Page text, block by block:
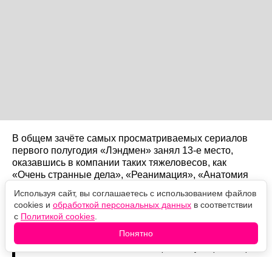
В общем зачёте самых просматриваемых сериалов
первого полугодия «Лэндмен» занял 13-е место,
оказавшись в компании таких тяжеловесов, как
«Очень странные дела», «Реанимация», «Анатомия
«Бриджертоны». Все они выходят давно и накопили
гигантское число эпизодов. «Лэндмен» — самый
короткий сериал во всей двадцатке.
Всего 20 эпизодов и 12,4 миллиарда минут просмотра
Используя сайт, вы соглашаетесь с использованием файлов
cookies и обработкой персональных данных в соответствии
с Политикой cookies
Понятно